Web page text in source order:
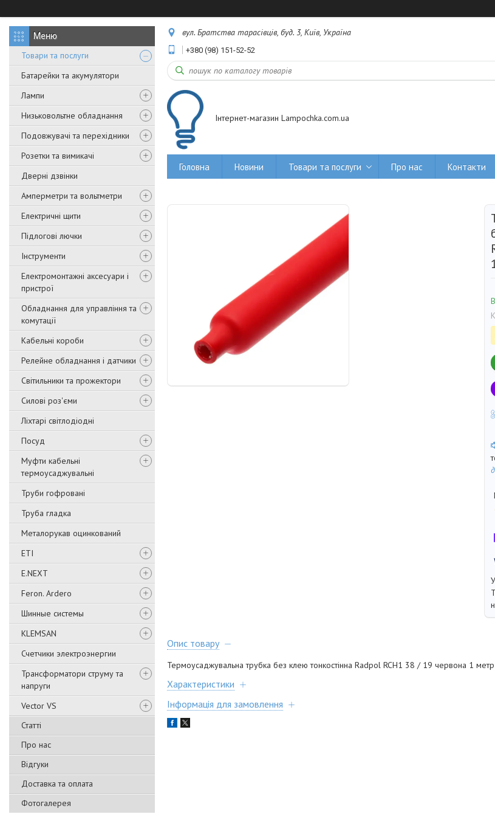
Товари та послуги
Батарейки та акумулятори
Лампи
Низьковольтне обладнання
Подовжувачі та перехідники
Розетки та вимикачі
Дверні дзвінки
Амперметри та вольтметри
Електричні щити
Підлогові лючки
Інструменти
Електромонтажні аксесуари і
пристрої
Обладнання для управління та
комутації
Кабельні короби
Релейне обладнання і датчики
Світильники та прожектори
Силові роз'єми
Ліхтарі світлодіодні
Посуд
Муфти кабельні
термоусаджувальні
Труби гофровані
Труба гладка
Металорукав оцинкований
ETI
E.NEXT
Feron. Ardero
Шинные системы
KLEMSAN
Счетчики электроэнергии
Трансформатори струму та
напруги
Vector VS
Статті
Про нас
Відгуки
Доставка та оплата
Фотогалерея
вул. Братства тарасівців, буд. 3, Київ, Україна
+380 (98) 151-52-52
Інтернет-магазин Lampochka.com.ua
Головна Новини Товари та послуги Про нас Контакти
Опис товару
Термоусаджувальна трубка без клею тонкостінна Radpol RCH1 38 / 19 червона 1 метр
Характеристики
Інформація для замовлення